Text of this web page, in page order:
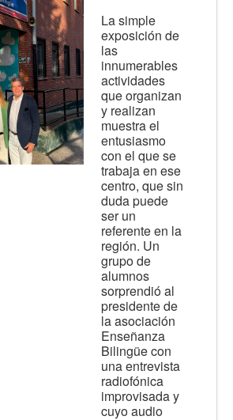
La simple
exposición de
las
innumerables
actividades
que organizan
y realizan
muestra el
entusiasmo
con el que se
trabaja en ese
centro, que sin
duda puede
ser un
referente en la
región. Un
grupo de
alumnos
sorprendió al
presidente de
la asociación
Enseñanza
Bilingüe con
una entrevista
radiofónica
improvisada y
cuyo audio